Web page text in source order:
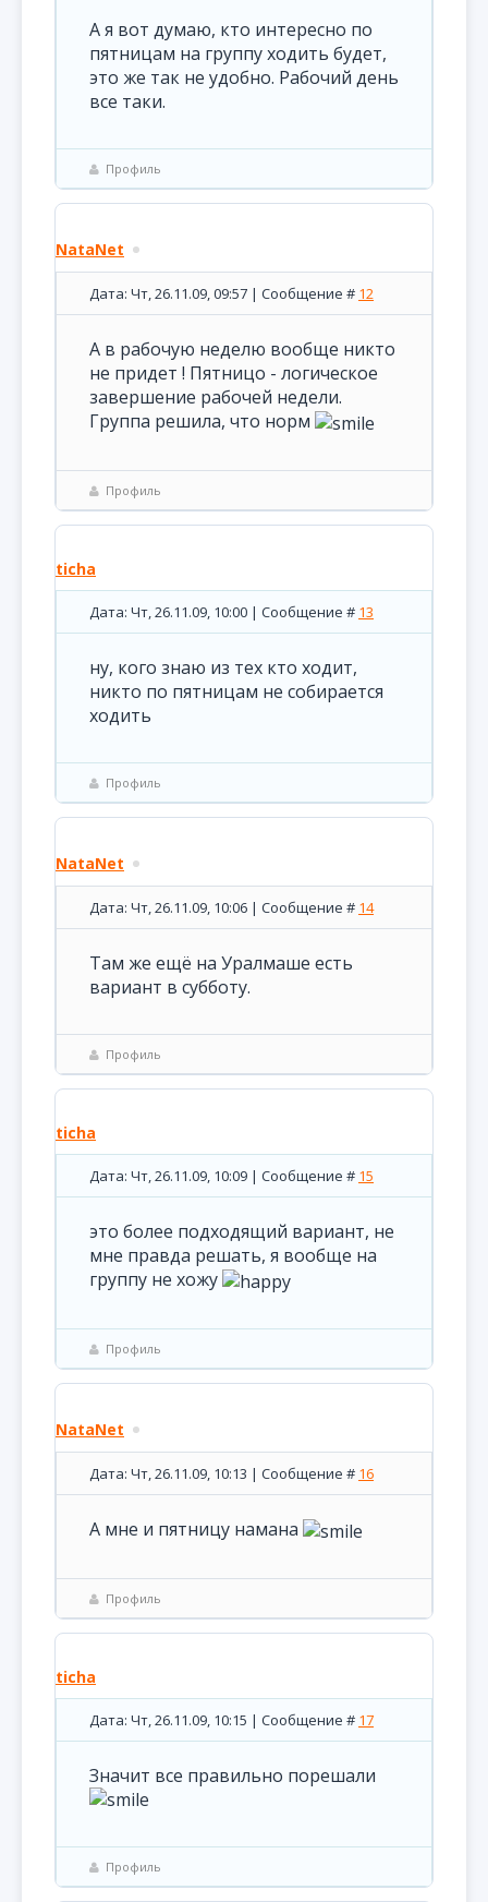
А я вот думаю, кто интересно по
пятницам на группу ходить будет,
это же так не удобно. Рабочий день
все таки.
Профиль
NataNet
Дата: Чт, 26.11.09, 09:57 | Сообщение # 12
А в рабочую неделю вообще никто
не придет ! Пятницо - логическое
завершение рабочей недели.
Группа решила, что норм
Профиль
ticha
Дата: Чт, 26.11.09, 10:00 | Сообщение # 13
ну, кого знаю из тех кто ходит,
никто по пятницам не собирается
ходить
Профиль
NataNet
Дата: Чт, 26.11.09, 10:06 | Сообщение # 14
Там же ещё на Уралмаше есть
вариант в субботу.
Профиль
ticha
Дата: Чт, 26.11.09, 10:09 | Сообщение # 15
это более подходящий вариант, не
мне правда решать, я вообще на
группу не хожу
Профиль
NataNet
Дата: Чт, 26.11.09, 10:13 | Сообщение # 16
А мне и пятницу намана
Профиль
ticha
Дата: Чт, 26.11.09, 10:15 | Сообщение # 17
Значит все правильно порешали
Профиль